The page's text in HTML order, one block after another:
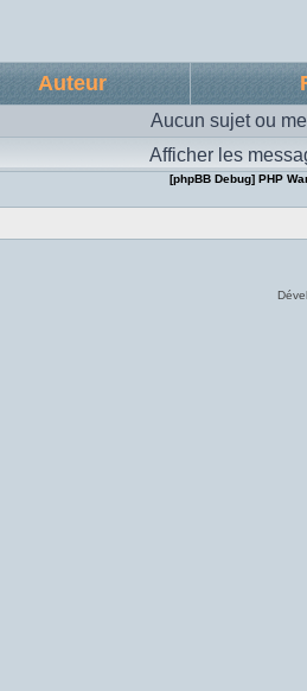
Auteur
Aucun sujet ou
Afficher les
[phpBB Debug] PHP